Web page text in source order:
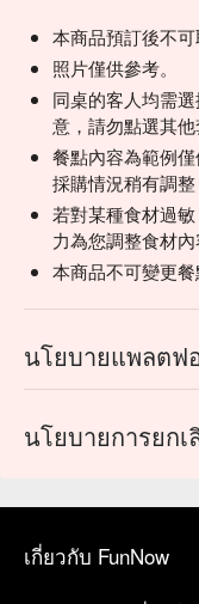
本商品預訂後不可
照片僅供參考。
同桌的客人均需
意，請勿點選其他
餐點內容為範例
採購情況稍有調整
若對某種食材過
力為您調整食材內
本商品不可變更餐
นโยบายแพลตฟ
นโยบายการยก
เกี่ยวกับ FunNow